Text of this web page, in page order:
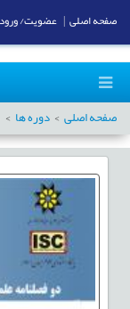
صفحه اصلی دوره ها
صفحه اصلی عضویت/ ورود